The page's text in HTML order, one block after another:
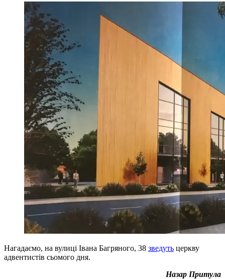
Нагадаємо, на вулиці Івана Багряного, 38 зведуть церкву
адвентистів сьомого дня.
Назар Притула